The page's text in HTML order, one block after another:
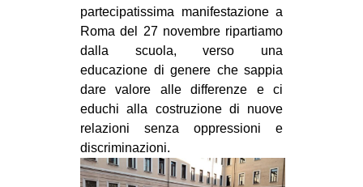
CINEMA
MANIFESTI
MUSICA
RECENSIONI
INTERNAZIONALE
AFRICA
partecipatissima manifestazione a
Roma del 27 novembre ripartiamo
dalla scuola, verso una
educazione di genere che sappia
dare valore alle differenze e ci
educhi alla costruzione di nuove
relazioni senza oppressioni e
discriminazioni.